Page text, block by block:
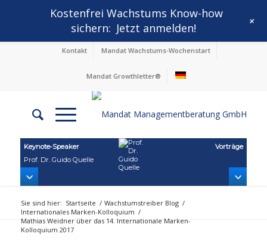
Kontakt Mandat Wachstums-Wochenstart
Mandat Growthletter®
Keynote‑Speaker
Prof. Dr. Guido Quelle
Vorträge
Sie sind hier: Startseite / Wachstumstreiber Blog /
Internationales Marken-Kolloquium /
Mathias Weidner über das 14. Internationale Marken-
Kolloquium 2017
Kostenfrei Wachstums Know-how
sichern: Jetzt anmelden! +